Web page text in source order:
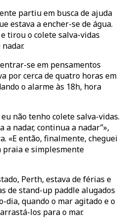
partiu em busca de ajuda
estava a encher-se de água.
tirou o colete salva-vidas
se em pensamentos
por cerca de quatro horas em
o alarme às 18h, hora
não tenho colete salva-vidas.
a nadar, continua a nadar”»,
«E então, finalmente, cheguei
praia e simplesmente
Perth, estava de férias e
de stand-up paddle alugados
dia, quando o mar agitado e o
los para o mar.